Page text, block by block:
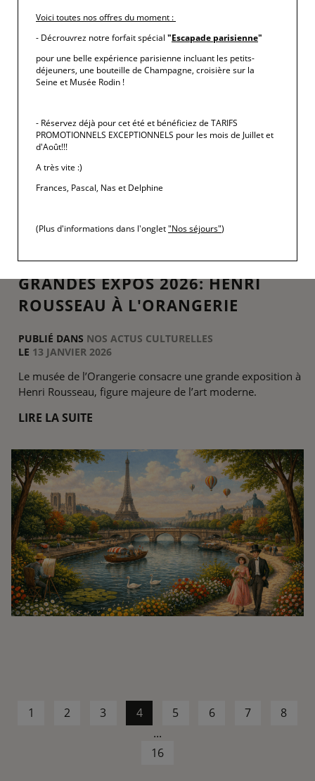
LIRE LA SUITE
GRANDES EXPOS 2026: HENRI
ROUSSEAU À L'ORANGERIE
PUBLIÉ DANS NOS ACTUS CULTURELLES
LE 13 JANVIER 2026
Le musée de l’Orangerie consacre une grande exposition à
Henri Rousseau, figure majeure de l’art moderne.
LIRE LA SUITE
1 2 3 4 5 6 7
8
...
16
Voici toutes nos offres du moment :
- Décrouvrez notre forfait spécial "Escapade parisienne"
pour une belle expérience parisienne incluant les petits-
déjeuners, une bouteille de Champagne, croisière sur la
Seine et Musée Rodin !
- Réservez déjà pour cet été et bénéficiez de TARIFS
PROMOTIONNELS EXCEPTIONNELS pour les mois de Juillet et
d'Août!!!
A très vite :)
Frances, Pascal, Nas et Delphine
(Plus d'informations dans l'onglet"Nos séjours")